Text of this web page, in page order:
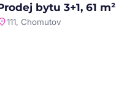
NOVINKA
bytu 3+1, 61 m²
111, Chomutov